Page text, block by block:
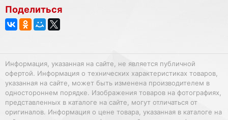
Поделиться
Информация, указанная на сайте, не является публичной
офертой. Информация о технических характеристиках товаров,
указанная на сайте, может быть изменена производителем в
одностороннем порядке. Изображения товаров на фотографиях,
представленных в каталоге на сайте, могут отличаться от
оригиналов. Информация о цене товара, указанная в каталоге на